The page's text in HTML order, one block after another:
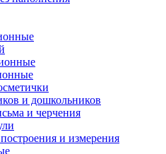
и дошкольников
и черчения
и измерения